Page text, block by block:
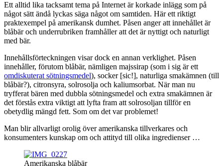
Ett alltid lika tacksamt tema på Internet är korkade inlägg som på
något sätt ändå lyckas säga något om samtiden. Här ett riktigt
praktexempel på amerikansk dumhet. Påsen anger att innehållet är
blåbär och underrubriken framhåller att det är nyttigt och naturligt
med bär.
Innehållsförteckningen visar dock en annan verklighet. Påsen
innehåller, förutom blåbär, nämligen majssirap (som i sig är ett
omdiskuterat sötningsmedel), socker [sic!], naturliga smakämnen (till
blåbär?), citronsyra, solrosolja och kaliumsorbat. När man nu
tryfferat bären med dubbla sötningsmedel och extra smakämnen är
det förstås extra viktigt att lyfta fram att solrosoljan tillför en
obetydlig mängd fett. Som om det var problemet!
Man blir allvarligt orolig över amerikanska tillverkares och
konsumenters kunskap om och attityd till olika ingredienser …
Amerikanska blåbär